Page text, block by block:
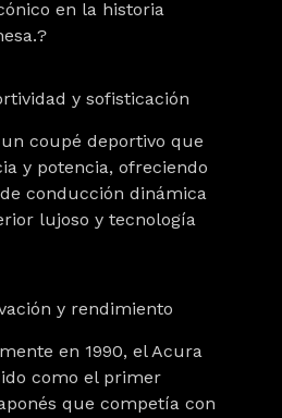
en la historia
y sofisticación
coupé deportivo que
y potencia, ofreciendo
conducción dinámica
lujoso y tecnología
y rendimiento
en 1990, el Acura
como el primer
que competía con